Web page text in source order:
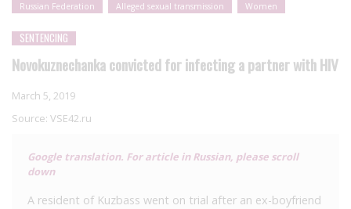
Russian Federation Alleged sexual transmission Women
SENTENCING
Novokuznechanka convicted for infecting a partner with HIV
March 5, 2019
Source: VSE42.ru
Google translation. For article in Russian, please scroll
down
A resident of Kuzbass went on trial after an ex-boyfriend